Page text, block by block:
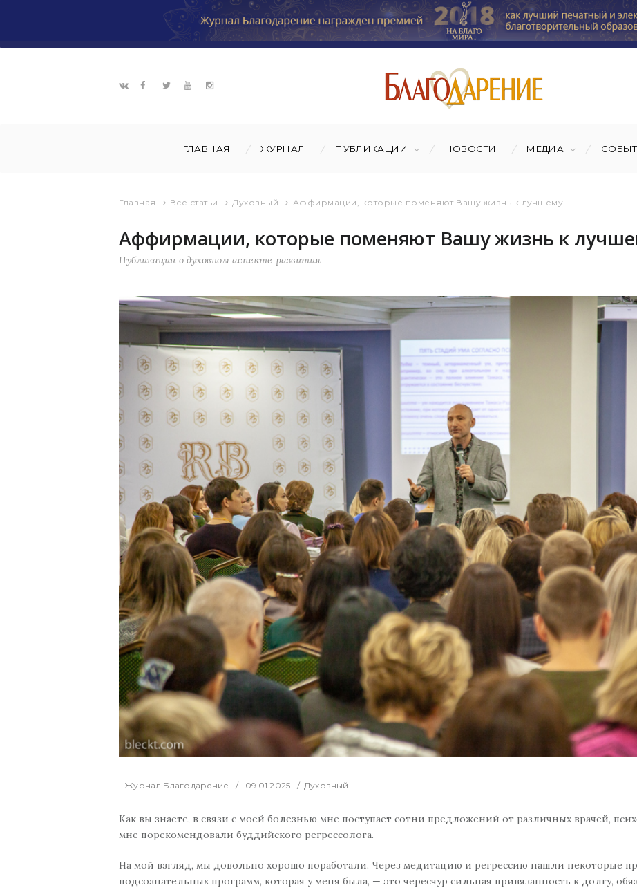
ГЛАВНАЯ ЖУРНАЛ ПУБЛИКАЦИИ НОВОСТИ МЕДИА
Главная Все статьи Духовный Аффирмации, которые поменяют Вашу жизнь к лучшему
Аффирмации, которые поменяют Вашу жизнь к
Публикации о духовном аспекте развития
Журнал Благодарение 09.01.2025 Духовный
Как вы знаете, в связи с моей болезнью мне поступает сотни предложений от различных врачей,
мне порекомендовали буддийского регрессолога.
На мой взгляд, мы довольно хорошо поработали. Через медитацию и регрессию нашли некоторые
подсознательных программ, которая у меня была, — это чересчур сильная привязанность к долгу,